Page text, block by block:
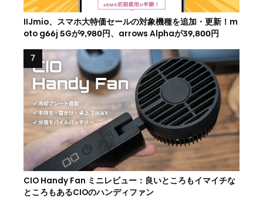
IIJmio、スマホ大特価セールの対象機種を追加・更新！m
oto g66j 5Gが9,980円、arrows Alphaが39,800円
CIO Handy Fan ミニレビュー：良いところもイマイチな
ところもあるCIOのハンディファン